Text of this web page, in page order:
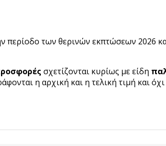
περίοδο των θερινών εκπτώσεων 2026
σχετίζονται κυρίως με είδη
η αρχική και η τελική τιμή και